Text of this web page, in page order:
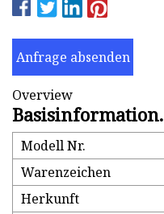
Anfrage absenden
Overview
Basisinformation.
Modell Nr.
Warenzeichen
Herkunft